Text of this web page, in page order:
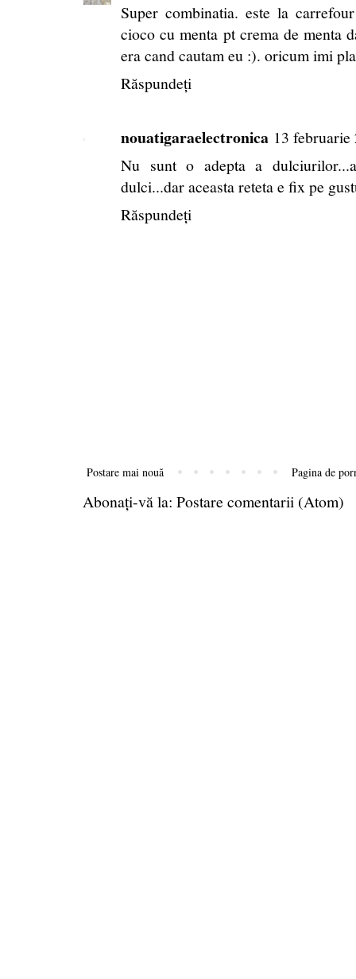
Super combinatia. este la
cioco cu menta pt crema de menta
era cand cautam eu :). oricum imi
Răspundeți
nouatigaraelectronica 13
Nu sunt o adepta a
dulci...dar aceasta reteta e fix pe
Răspundeți
Postare mai nouă Pagina de
Abonați-vă la: Postare comentarii (Atom)